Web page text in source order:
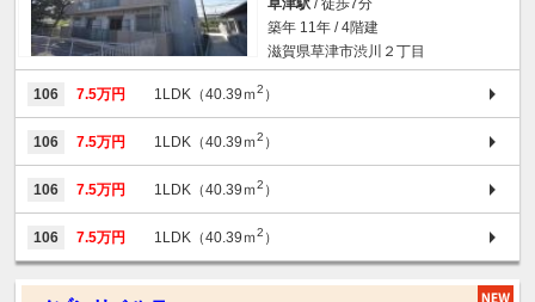
草津駅 / 徒歩7分
築年 11年 / 4階建
滋賀県草津市渋川２丁目
106 7.5万円 1LDK（40.39ｍ2 ）
106 7.5万円 1LDK（40.39ｍ2 ）
106 7.5万円 1LDK（40.39ｍ2 ）
106 7.5万円 1LDK（40.39ｍ2 ）